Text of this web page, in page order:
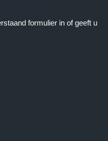
formulier in of geeft u